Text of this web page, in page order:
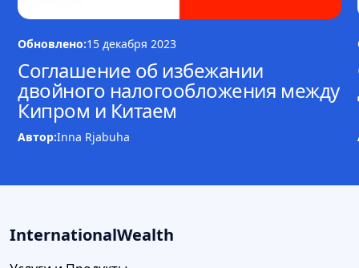
Обновлено:15 декабря 2023
Соглашение об избежании
двойного налогообложения между
Кипром и Китаем
Автор:Inna Rjabuha
InternationalWealth